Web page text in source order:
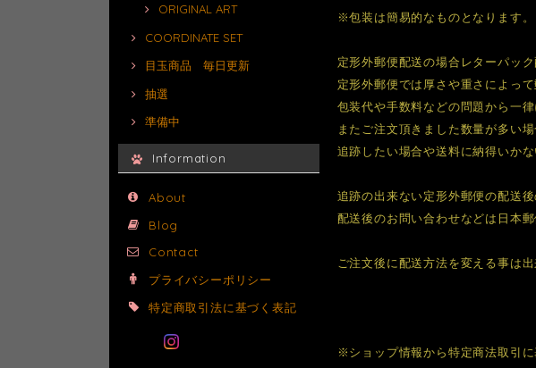
ORIGINAL ART
COORDINATE SET
目玉商品 毎日更新
抽選
準備中
Information
About
Blog
Contact
プライバシーポリシー
特定商取引法に基づく表記
※包装は簡易的なものとなります。
定形外郵便配送の場合レターパッ
定形外郵便では厚さや重さによっ
包装代や手数料などの問題から一
またご注文頂きました数量が多い
追跡したい場合や送料に納得いか
追跡の出来ない定形外郵便の配送
配送後のお問い合わせなどは日本
ご注文後に配送方法を変える事は出
※ショップ情報から特定商法取引